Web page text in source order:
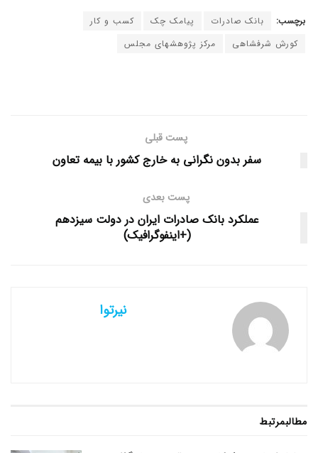
برچسب: بانک صادرات پیامک چک
کسب و کار
کورش شرفشاهی
مرکز پژوهشهای مجلس
پست قبلی
سفر بدون نگرانی به خارج کشور با بیمه تعاون
پست بعدی
عملکرد بانک صادرات ایران در دولت سیزدهم
(+اینفوگرافیک)
نیرتوا
مطالبمرتبط